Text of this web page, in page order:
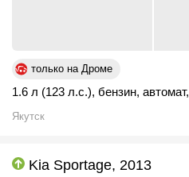
только на Дроме
1.6 л (123 л.с.), бензин, автомат,
Якутск
Kia Sportage, 2013